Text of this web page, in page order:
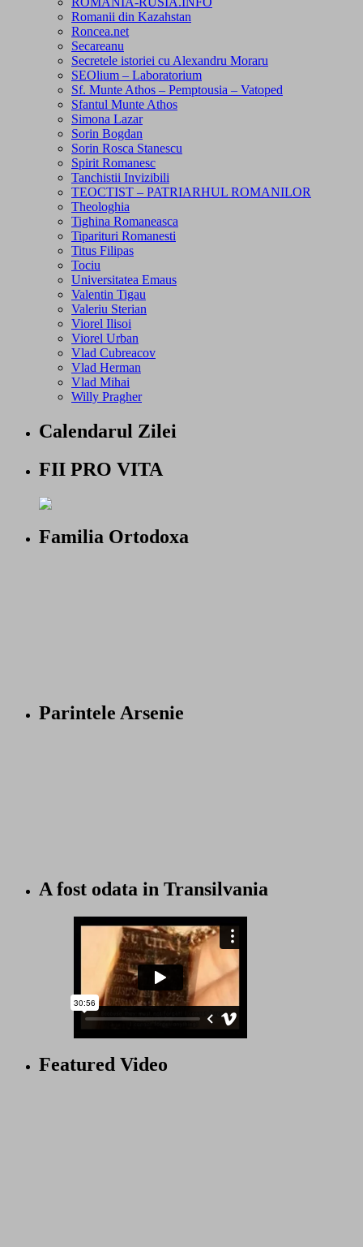
Romanii din Kazahstan
Roncea.net
Secareanu
Secretele istoriei cu Alexandru Moraru
SEOlium – Laboratorium
Sf. Munte Athos – Pemptousia – Vatoped
Sfantul Munte Athos
Simona Lazar
Sorin Bogdan
Sorin Rosca Stanescu
Spirit Romanesc
Tanchistii Invizibili
TEOCTIST – PATRIARHUL ROMANILOR
Theologhia
Tighina Romaneasca
Tiparituri Romanesti
Titus Filipas
Tociu
Universitatea Emaus
Valentin Tigau
Valeriu Sterian
Viorel Ilisoi
Viorel Urban
Vlad Cubreacov
Vlad Herman
Vlad Mihai
Willy Pragher
Calendarul Zilei
FII PRO VITA
Familia Ortodoxa
Parintele Arsenie
A fost odata in Transilvania
Featured Video